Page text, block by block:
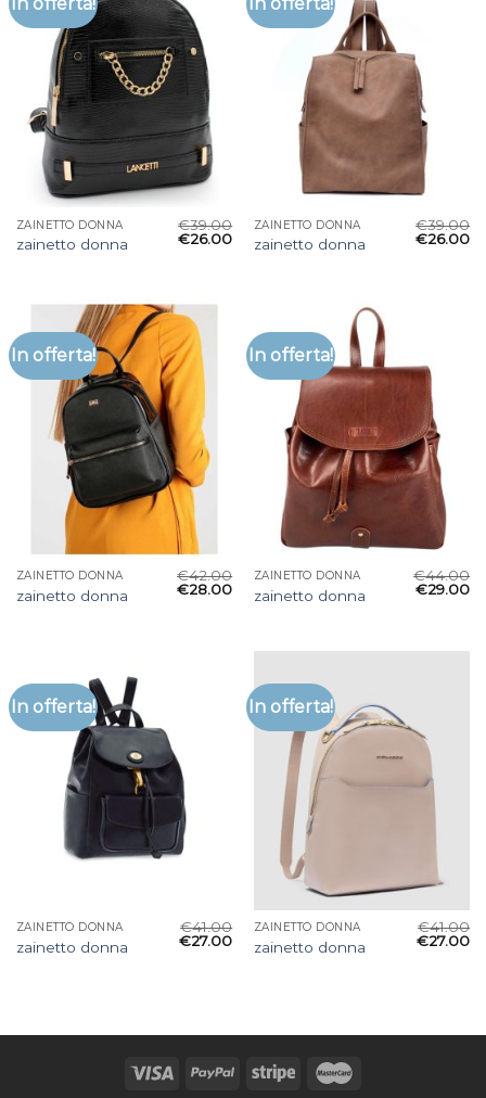
ZAINETTO DONNA
zainetto donna
€39.00
€26.00
ZAINETTO DONNA
zainetto donna
€39.00
€26.00
In offerta!
ZAINETTO DONNA
zainetto donna
€42.00
€28.00
In offerta!
ZAINETTO DONNA
zainetto donna
€44.00
€29.00
In offerta!
ZAINETTO DONNA
zainetto donna
€41.00
€27.00
In offerta!
ZAINETTO DONNA
zainetto donna
€41.00
€27.00